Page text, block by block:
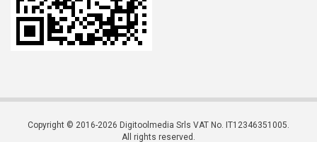
Copyright © 2016-2026 Digitoolmedia Srls VAT No. IT12346351005.
All rights reserved.